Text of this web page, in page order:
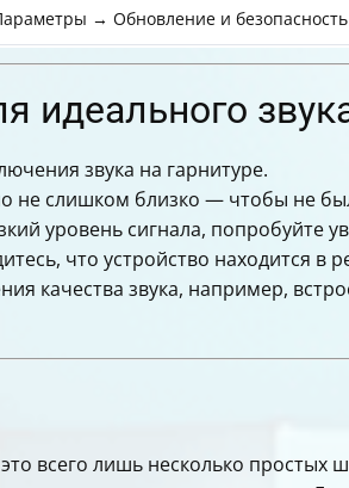
→ Обновление и
идеального
звука на гарнитуре.
не слишком близко — чтобы не
уровень сигнала, попробуйте
что устройство находится
качества звука, например,
всего лишь несколько простых